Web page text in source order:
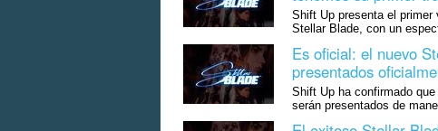
Shift Up presenta el
Stellar Blade, con un
Es oficial: el nuevo
presentados
Shift Up ha confirmado
serán presentados de